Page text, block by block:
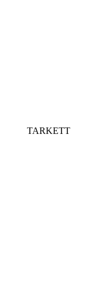
TARKETT